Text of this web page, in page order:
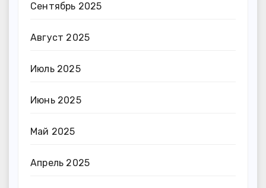
Сентябрь 2025
Август 2025
Июль 2025
Июнь 2025
Май 2025
Апрель 2025